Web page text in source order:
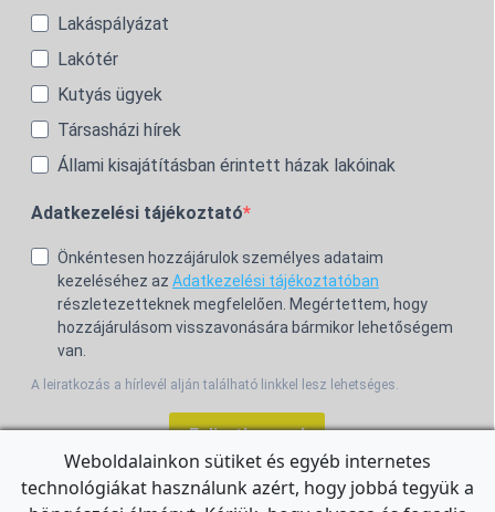
Lakáspályázat
Lakótér
Kutyás ügyek
Társasházi hírek
Állami kisajátításban érintett házak lakóinak
Adatkezelési tájékoztató
Önkéntesen hozzájárulok személyes adataim
kezeléséhez az Adatkezelési tájékoztatóban
részletezetteknek megfelelően. Megértettem, hogy
hozzájárulásom visszavonására bármikor lehetőségem
van.
A leiratkozás a hírlevél alján található linkkel lesz lehetséges.
Feliratkozom!
Weboldalainkon sütiket és egyéb internetes
technológiákat használunk azért, hogy jobbá tegyük a